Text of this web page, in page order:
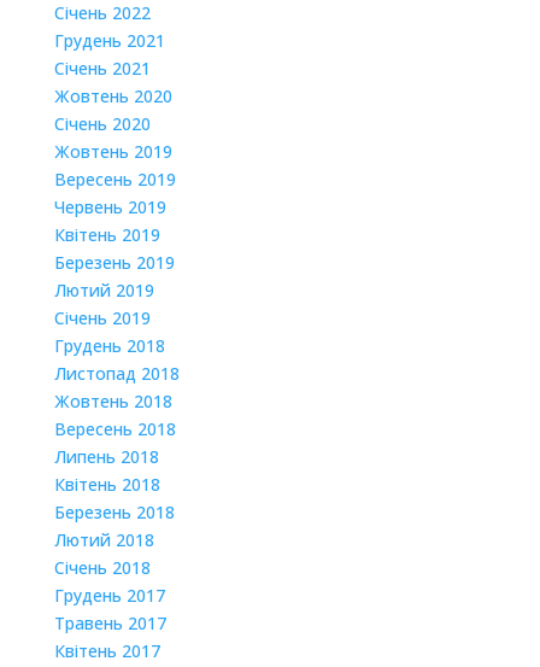
Січень 2022
Грудень 2021
Січень 2021
Жовтень 2020
Січень 2020
Жовтень 2019
Вересень 2019
Червень 2019
Квітень 2019
Березень 2019
Лютий 2019
Січень 2019
Грудень 2018
Листопад 2018
Жовтень 2018
Вересень 2018
Липень 2018
Квітень 2018
Березень 2018
Лютий 2018
Січень 2018
Грудень 2017
Травень 2017
Квітень 2017